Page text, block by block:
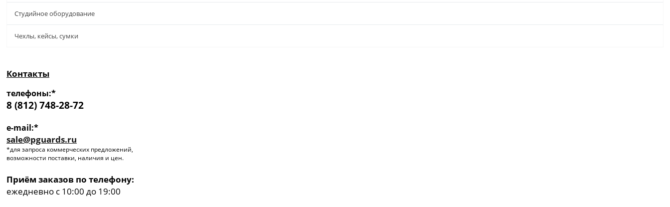
Студийное оборудование
Чехлы, кейсы, сумки
Контакты
телефоны:*
8 (812) 748-28-72
e-mail:*
sale@pguards.ru
*для запроса коммерческих предложений,
возможности поставки, наличия и цен.
Приём заказов по телефону:
ежедневно с 10:00 до 19:00